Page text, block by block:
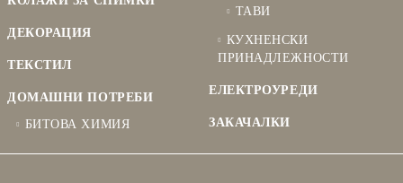
ДЕКОРАЦИЯ
ТЕКСТИЛ
ДОМАШНИ ПОТРЕБИ
БИТОВА ХИМИЯ
ТАВИ
КУХНЕНСКИ
ПРИНАДЛЕЖНОСТИ
ЕЛЕКТРОУРЕДИ
ЗАКАЧАЛКИ